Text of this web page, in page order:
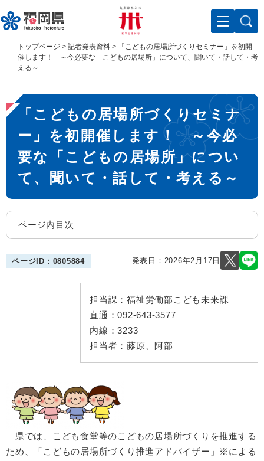
ー
ジ
。
ニ
ュ
て
本
トップページ > 記者発表資料 >
「こどもの居場所づくりセミナー」を初開
催します！ ～今必要な「こどもの居場所」について、聞いて・話して・考
える～
本
文
「こどもの居場所づくりセミナ
ー」を初開催します！ ～今必
要な「こどもの居場所」につい
て、聞いて・話して・考える～
ページ内目次
ページID：0805884 発表日： 2026年2月17日
担当課： 福祉労働部こども未来課
直通：092-643-3577
内線：3233
担当者： 藤原、阿部
県では、こども食堂等のこどもの居場所づくりを推進する
ため、「こどもの居場所づくり推進アドバイザー」※による